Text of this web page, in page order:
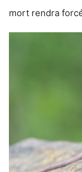
mort rendra